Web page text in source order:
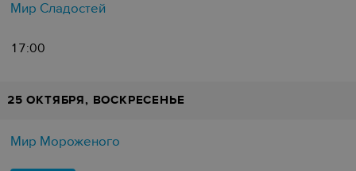
Мир Сладостей
17:00
25 ОКТЯБРЯ, ВОСКРЕСЕНЬЕ
Мир Мороженого